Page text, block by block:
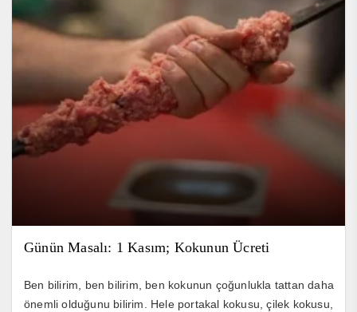
Günün Masalı: 1 Kasım; Kokunun Ücreti
Ben bilirim, ben bilirim, ben kokunun çoğunlukla tattan daha
önemli olduğunu bilirim. Hele portakal kokusu, çilek kokusu,